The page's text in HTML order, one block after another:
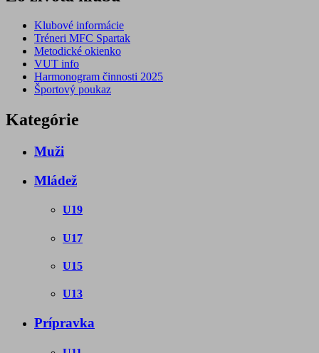
Klubové informácie
Tréneri MFC Spartak
Metodické okienko
VUT info
Harmonogram činnosti 2025
Športový poukaz
Kategórie
Muži
Mládež
U19
U17
U15
U13
Prípravka